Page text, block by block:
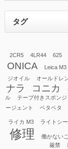
タグ
2CR5 4LR44 625
ONICA
Leica M3
ジオイル
オールドレ
ナラ
コニカ
ル
テープ付きスポンジ
ージェント
ベタベタ
ライカ M3 ライトシ
修理
働かない
厳禁